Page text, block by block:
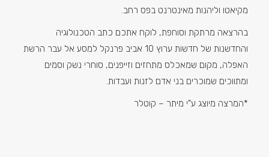
מקיאטו וליהנות מאינטרנט בפס רחב.
בהרצאה מרתקת וסוחפת, לוקח אתכם כתב הטכנולוגיה
והחדשנות של חדשות ערוץ 10 אביב פרנקל למסע אל עבר הרשת
האפלה, מקום שמאכלס מתחזים וזייפנים, סוחרי נשק וסמים
ומתווכים שמוכרים בני אדם לזנות ועבדות.
*המרצה מיוצג ע"י מיתר – קוטלר